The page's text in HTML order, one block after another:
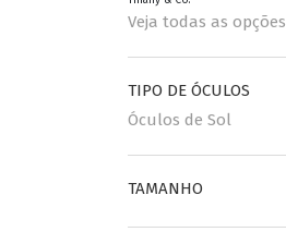
QUADRADO
GRIFES
Veja todas as opções
TIPO DE ÓCULOS
Óculos de Sol
TAMANHO